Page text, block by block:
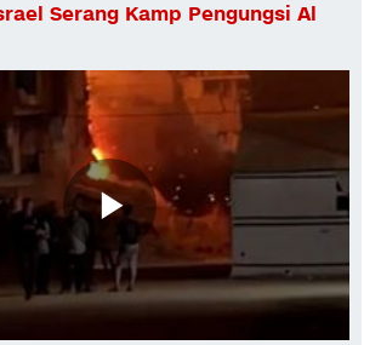
Serang Kamp Pengungsi Al